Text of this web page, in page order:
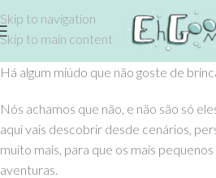
Skip to navigation
Skip to main content
Há algum miúdo que não goste de
Nós achamos que não, e não são só
aqui vais descobrir desde cenários,
muito mais, para que os mais
aventuras.